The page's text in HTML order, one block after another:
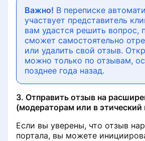
Правила
изображений и
врача
Как сохранить
переезде в
Настройка
Информация по
лидогенерации
История записи
Настройка
Раздел
Детализация
клиники
Пополнение
лицензионного/
договора
Убрать рекламу
клиники
Важно! В переписке
участвует представитель
вам удастся решить вопрос,
сможет самостоятельно
или удалить свой отзыв.
можно только по отзывам,
позднее года назад.
3. Отправить отзыв на
(модераторам или в этический
Если вы уверены, что отзыв
портала, вы можете